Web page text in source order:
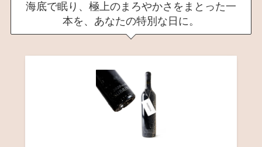
海底で眠り、極上のまろやかさをまとった一
本を、あなたの特別な日に。